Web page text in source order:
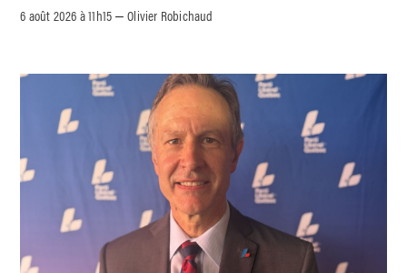
6 août 2026 à 11h15 –Olivier Robichaud